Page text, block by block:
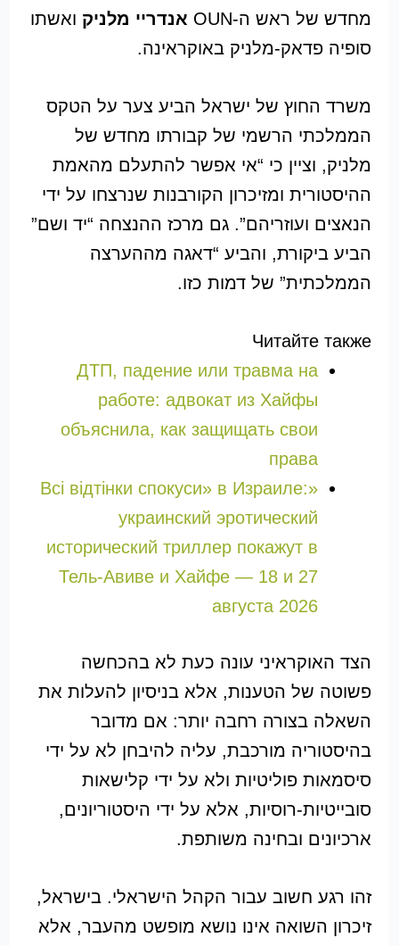
מחדש של ראש ה-OUN
אנדריי מלניק ואשתו
סופיה פדאק-מלניק באוקראינה.
משרד החוץ של ישראל הביע צער על הטקס
הממלכתי הרשמי של קבורתו מחדש של
מלניק, וציין כי “אי אפשר להתעלם מהאמת
ההיסטורית ומזיכרון הקורבנות שנרצחו על ידי
הנאצים ועוזריהם”. גם מרכז ההנצחה “יד ושם”
הביע ביקורת, והביע “דאגה מההערצה
הממלכתית” של דמות כזו.
Читайте также
ДТП, падение или травма на
работе: адвокат из Хайфы
объяснила, как защищать свои
права
«Всі відтінки спокуси» в Израиле:
украинский эротический
исторический триллер покажут в
Тель-Авиве и Хайфе — 18 и 27
августа 2026
הצד האוקראיני עונה כעת לא בהכחשה
פשוטה של הטענות, אלא בניסיון להעלות את
השאלה בצורה רחבה יותר: אם מדובר
בהיסטוריה מורכבת, עליה להיבחן לא על ידי
סיסמאות פוליטיות ולא על ידי קלישאות
סובייטיות-רוסיות, אלא על ידי היסטוריונים,
ארכיונים ובחינה משותפת.
זהו רגע חשוב עבור הקהל הישראלי. בישראל,
זיכרון השואה אינו נושא מופשט מהעבר, אלא